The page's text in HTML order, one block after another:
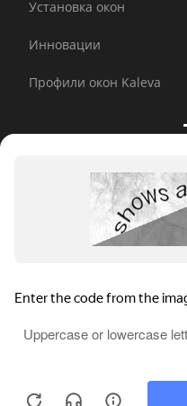
Установка окон
Инновации
Профили окон Kaleva
любой информации